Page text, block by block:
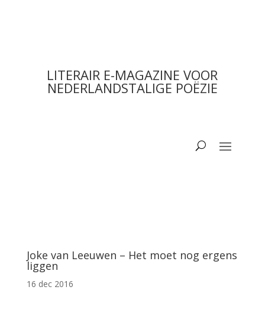
LITERAIR E-MAGAZINE VOOR
NEDERLANDSTALIGE POËZIE
Joke van Leeuwen – Het moet nog ergens
liggen
16 dec 2016